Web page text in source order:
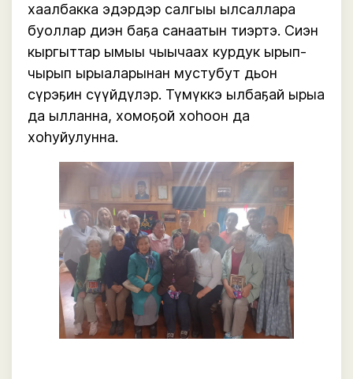
хаалбакка эдэрдэр салгыы ылсаллара
буоллар диэн баҕа санаатын тиэртэ. Сиэн
кыргыттар ымыы чыычаах курдук ырып-
чырып ырыаларынан мустубут дьон
сүрэҕин сүүйдүлэр. Түмүккэ ылбаҕай ырыа
да ылланна, хомоҕой хоһоон да
хоһуйулунна.